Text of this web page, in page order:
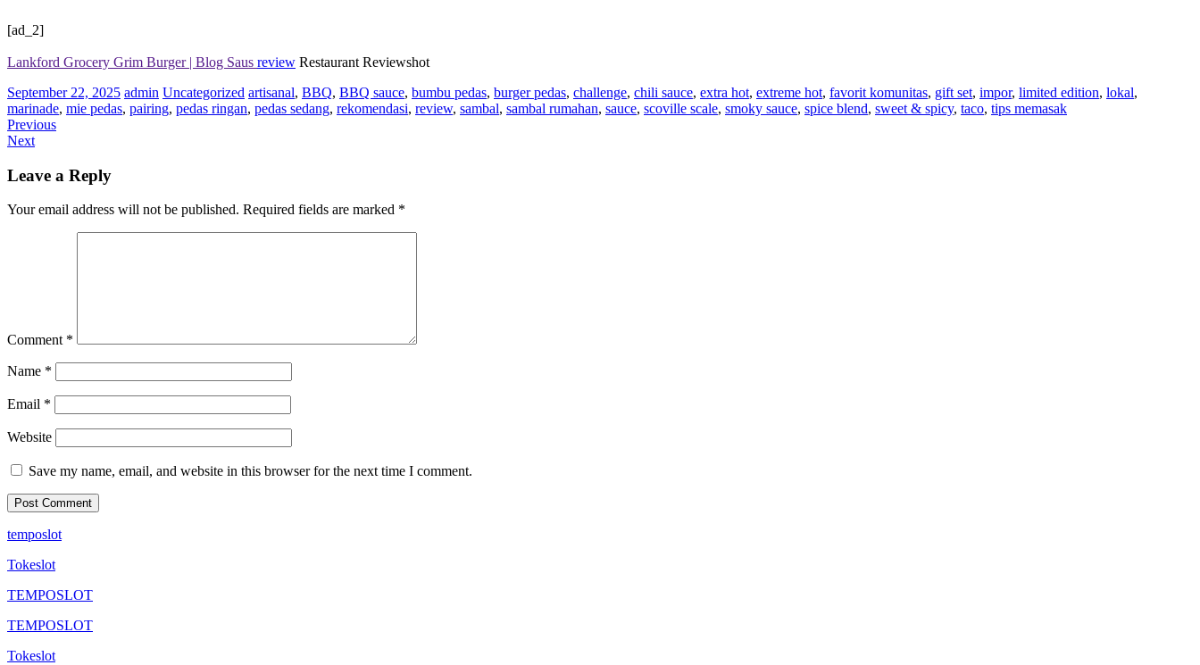
[ad_2]
Lankford Grocery Grim Burger | Blog Saus review Restaurant Reviewshot
September 22, 2025 admin Uncategorized artisanal, BBQ, BBQ sauce, bumbu pedas, burger pedas, challenge, chili sauce, extra hot, extreme hot, favorit komunitas, gift set, impor, limited edition, lokal,
marinade, mie pedas, pairing, pedas ringan, pedas sedang, rekomendasi, review, sambal, sambal rumahan, sauce, scoville scale, smoky sauce, spice blend, sweet & spicy, taco, tips memasak
Previous
Next
Leave a Reply
Your email address will not be published. Required fields are marked *
Comment *
Name *
Email *
Website
Save my name, email, and website in this browser for the next time I comment.
temposlot
Tokeslot
TEMPOSLOT
TEMPOSLOT
Tokeslot